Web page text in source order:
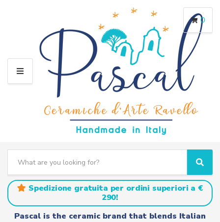
M
a
t
g
a
r
c
h
S
e
a
r
c
h
Spedizione gratuita per ordini superiori a €
290!
Pascal is the ceramic brand that blends Italian
0